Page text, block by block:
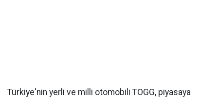
Türkiye'nin yerli ve milli otomobili TOGG, piyasaya